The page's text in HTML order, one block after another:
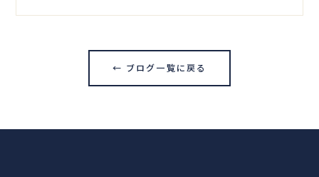
← ブログ一覧に戻る